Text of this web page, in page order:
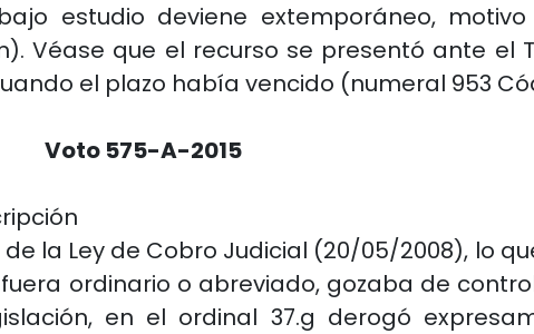
estudio deviene extemporáneo,
Véase que el recurso se presentó ante el
el plazo había vencido (numeral 953
Voto 575-A-2015
la Ley de Cobro Judicial (20/05/2008), lo
ordinario o abreviado, gozaba de
en el ordinal 37.g derogó